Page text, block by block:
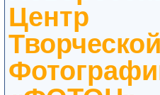
Центр